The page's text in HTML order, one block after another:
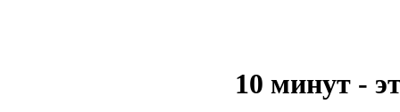
10 минут -